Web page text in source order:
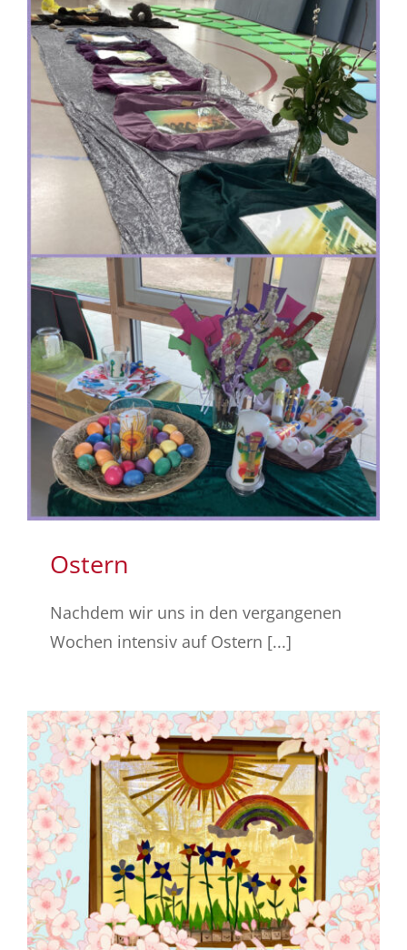
Ostern
Nachdem wir uns in den vergangenen
Wochen intensiv auf Ostern [...]